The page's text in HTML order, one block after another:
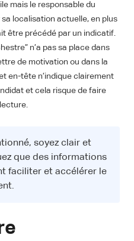
mais le responsable du
localisation actuelle, en plus
être précédé par un indicatif.
n’a pas sa place dans
de motivation ou dans la
en-tête n’indique clairement
et cela risque de faire
soyez clair et
que des informations
faciliter et accélérer le